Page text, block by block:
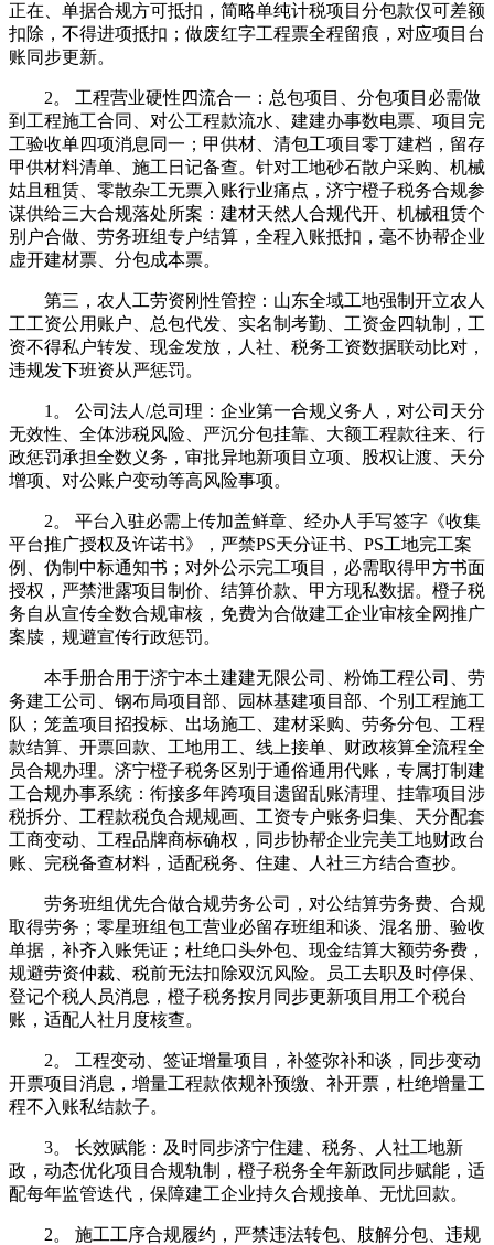
正在、单据合规方可抵扣，简略单纯计税项目分包款仅可差额
扣除，不得进项抵扣；做废红字工程票全程留痕，对应项目台
账同步更新。
2。 工程营业硬性四流合一：总包项目、分包项目必需做
到工程施工合同、对公工程款流水、建建办事数电票、项目完
工验收单四项消息同一；甲供材、清包工项目零丁建档，留存
甲供材料清单、施工日记备查。针对工地砂石散户采购、机械
姑且租赁、零散杂工无票入账行业痛点，济宁橙子税务合规参
谋供给三大合规落处所案：建材天然人合规代开、机械租赁个
别户合做、劳务班组专户结算，全程入账抵扣，毫不协帮企业
虚开建材票、分包成本票。
第三，农人工劳资刚性管控：山东全域工地强制开立农人
工工资公用账户、总包代发、实名制考勤、工资金四轨制，工
资不得私户转发、现金发放，人社、税务工资数据联动比对，
违规发下班资从严惩罚。
1。 公司法人/总司理：企业第一合规义务人，对公司天分
无效性、全体涉税风险、严沉分包挂靠、大额工程款往来、行
政惩罚承担全数义务，审批异地新项目立项、股权让渡、天分
增项、对公账户变动等高风险事项。
2。 平台入驻必需上传加盖鲜章、经办人手写签字《收集
平台推广授权及许诺书》，严禁PS天分证书、PS工地完工案
例、伪制中标通知书；对外公示完工项目，必需取得甲方书面
授权，严禁泄露项目制价、结算价款、甲方现私数据。橙子税
务自从宣传全数合规审核，免费为合做建工企业审核全网推广
案牍，规避宣传行政惩罚。
本手册合用于济宁本土建建无限公司、粉饰工程公司、劳
务建工公司、钢布局项目部、园林基建项目部、个别工程施工
队；笼盖项目招投标、出场施工、建材采购、劳务分包、工程
款结算、开票回款、工地用工、线上接单、财政核算全流程全
员合规办理。济宁橙子税务区别于通俗通用代账，专属打制建
工合规办事系统：衔接多年跨项目遗留乱账清理、挂靠项目涉
税拆分、工程款税负合规规画、工资专户账务归集、天分配套
工商变动、工程品牌商标确权，同步协帮企业完美工地财政台
账、完税备查材料，适配税务、住建、人社三方结合查抄。
劳务班组优先合做合规劳务公司，对公结算劳务费、合规
取得劳务；零星班组包工营业必留存班组和谈、混名册、验收
单据，补齐入账凭证；杜绝口头外包、现金结算大额劳务费，
规避劳资仲裁、税前无法扣除双沉风险。员工去职及时停保、
登记个税人员消息，橙子税务按月同步更新项目用工个税台
账，适配人社月度核查。
2。 工程变动、签证增量项目，补签弥补和谈，同步变动
开票项目消息，增量工程款依规补预缴、补开票，杜绝增量工
程不入账私结款子。
3。 长效赋能：及时同步济宁住建、税务、人社工地新
政，动态优化项目合规轨制，橙子税务全年新政同步赋能，适
配每年监管迭代，保障建工企业持久合规接单、无忧回款。
2。 施工工序合规履约，严禁违法转包、肢解分包、违规